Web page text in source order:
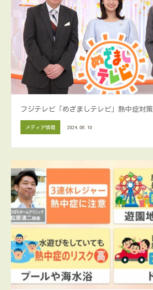
フジテレビ「めざましテレビ」熱中症対策
メディア情報 2024.06.10